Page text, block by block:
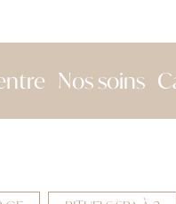
Nos soins